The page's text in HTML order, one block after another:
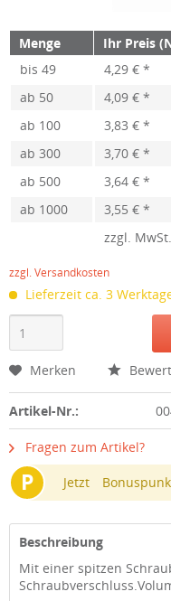
Menge Ihr Preis
bis 49 4,29 € *
ab 50 4,09 € *
ab 100 3,83 € *
ab 300 3,70 € *
ab 500 3,64 € *
ab 1000 3,55 € *
zzgl. MwSt.
zzgl. Versandkosten
Lieferzeit ca. 3
Merken
Artikel-Nr.:
Fragen zum Artikel?
P Jetzt
Beschreibung
Mit einer spitzen